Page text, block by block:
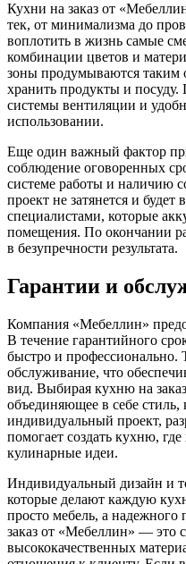
Кухни на заказ от
тек, от минимализма до
воплотить в жизнь самые
комбинации цветов и
зоны продумываются таким
хранить продукты и
системы вентиляции и
использовании.
Еще один важный фактор
соблюдение оговоренных
системе работы и наличию
проект не затянется и
специалистами, которые
помещения. По окончании
в безупречности результата.
Гарантии и
Компания «Мебеллин»
В течение гарантийного
быстро и профессионально.
обслуживание, что
вид. Выбирая кухню на
объединяющее в себе
индивидуальный проект,
помогает создать кухню,
кулинарные идеи.
Индивидуальный дизайн и
которые делают каждую
просто мебель, а
заказ от «Мебеллин» — это
высококачественных